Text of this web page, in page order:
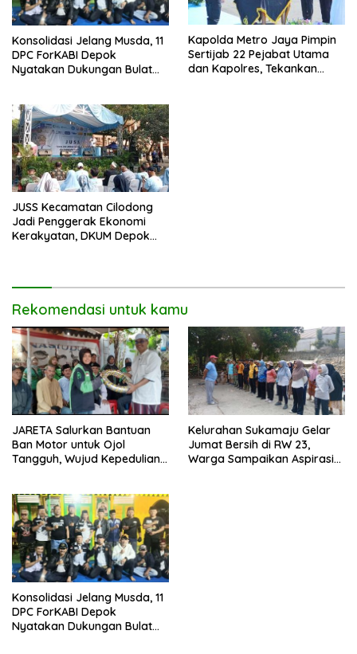
Konsolidasi Jelang Musda, 11
DPC ForKABI Depok
Nyatakan Dukungan Bulat
Kapolda Metro Jaya Pimpin
Sertijab 22 Pejabat Utama
dan Kapolres, Tekankan
JUSS Kecamatan Cilodong
Jadi Penggerak Ekonomi
Kerakyatan, DKUM Depok
Rekomendasi untuk kamu
JARETA Salurkan Bantuan
Ban Motor untuk Ojol
Tangguh, Wujud Kepedulian
Kelurahan Sukamaju Gelar
Jumat Bersih di RW 23,
Warga Sampaikan Aspirasi
Konsolidasi Jelang Musda, 11
DPC ForKABI Depok
Nyatakan Dukungan Bulat